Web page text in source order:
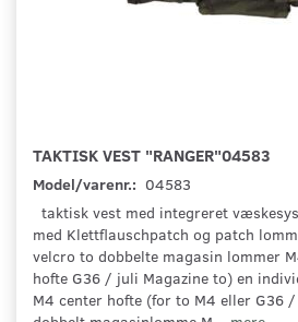
TAKTISK VEST "RANGER"04583
Model/varenr.: 04583
taktisk vest med integreret
med Klettflauschpatch og patch
velcro to dobbelte magasin lommer
hofte G36 / juli Magazine to) en
M4 center hofte (for to M4 eller G36